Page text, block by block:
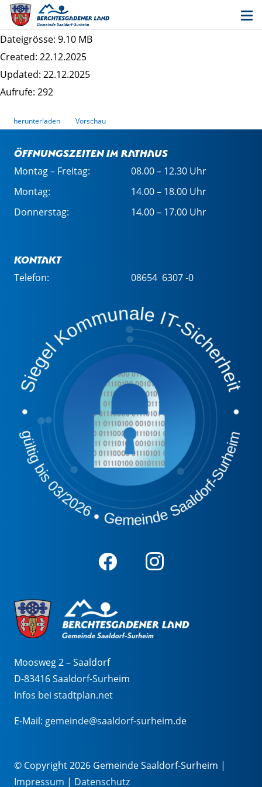
Entwurf Bebauungsplan Surheim Südost -
Begründung
Dateigrösse: 9.10 MB
Created: 22.12.2025
Updated: 22.12.2025
Aufrufe: 292
herunterladen Vorschau
Öffnungszeiten im Rathaus
Montag – Freitag:
08.00 – 12.30 Uhr
Montag:
14.00 – 18.00 Uhr
Donnerstag:
14.00 – 17.00 Uhr
Kontakt
Telefon: 08654 6307 -0
Moosweg 2 – Saaldorf
D-83416 Saaldorf-Surheim
Infos bei stadtplan.net
E-Mail: gemeinde@saaldorf-surheim.de
© Copyright 2026 Gemeinde Saaldorf-Surheim |
Impressum | Datenschutz